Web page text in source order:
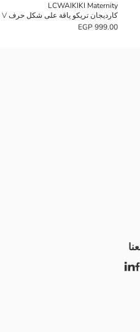
LCWAIKIKI Maternity
999.00 EGP